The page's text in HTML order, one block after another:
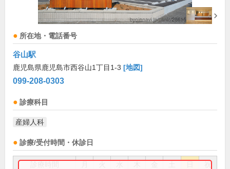
所在地・電話番号
谷山駅
鹿児島県鹿児島市西谷山1丁目1-3 [地図]
099-208-0303
診療科目
産婦人科
診療/受付時間・休診日
祝